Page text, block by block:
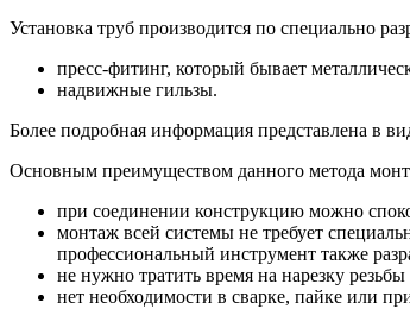
Установка труб производится по специально
пресс-фитинг, который бывает
надвижные гильзы.
Более подробная информация представлена в
Основным преимуществом данного метода
при соединении конструкцию можно
монтаж всей системы не требует
профессиональный инструмент также
не нужно тратить время на нарезку
нет необходимости в сварке, пайке или